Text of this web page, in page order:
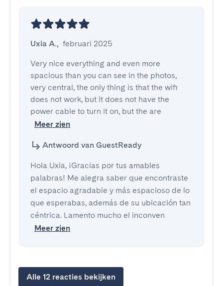
Uxia A., februari 2025
Very nice everything and even more
spacious than you can see in the photos,
very central, the only thing is that the wifi
does not work, but it does not have the
power cable to turn it on, but the are
Meer zien
Antwoord van GuestReady
Hola Uxia, ¡Gracias por tus amables
palabras! Me alegra saber que encontraste
el espacio agradable y más espacioso de lo
que esperabas, además de su ubicación tan
céntrica. Lamento mucho el inconven
Meer zien
Alle 12 reacties bekijken